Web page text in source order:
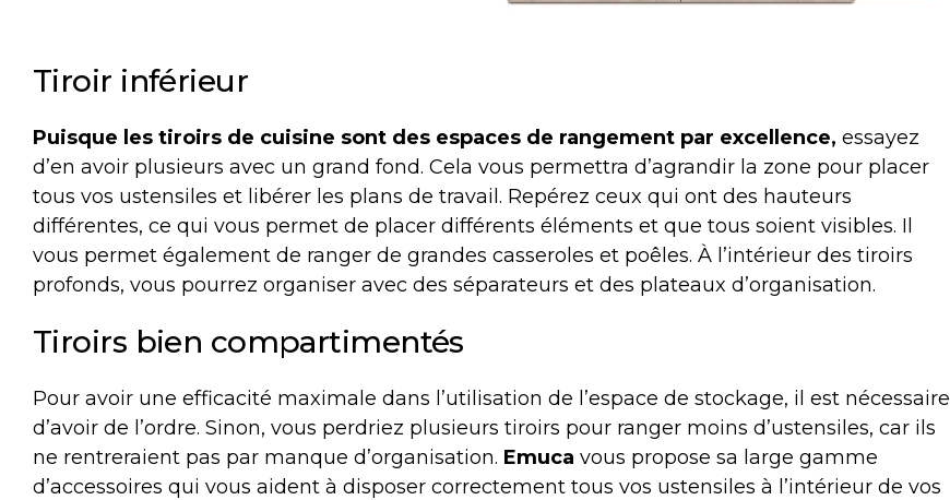
Tiroir inférieur
Puisque les tiroirs de cuisine sont des espaces de rangement par excellence, essayez
d’en avoir plusieurs avec un grand fond. Cela vous permettra d’agrandir la zone pour placer
tous vos ustensiles et libérer les plans de travail. Repérez ceux qui ont des hauteurs
différentes, ce qui vous permet de placer différents éléments et que tous soient visibles. Il
vous permet également de ranger de grandes casseroles et poêles. À l’intérieur des tiroirs
profonds, vous pourrez organiser avec des séparateurs et des plateaux d’organisation.
Tiroirs bien compartimentés
Pour avoir une efficacité maximale dans l’utilisation de l’espace de stockage, il est nécessaire
d’avoir de l’ordre. Sinon, vous perdriez plusieurs tiroirs pour ranger moins d’ustensiles, car ils
ne rentreraient pas par manque d’organisation. Emuca vous propose sa large gamme
d’accessoires qui vous aident à disposer correctement tous vos ustensiles à l’intérieur de vos